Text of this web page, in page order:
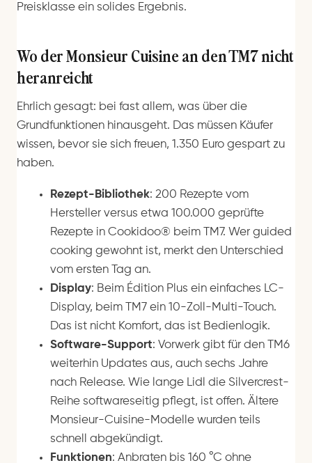
Preisklasse ein solides Ergebnis.
Wo der Monsieur Cuisine an den TM7 nicht
heranreicht
Ehrlich gesagt: bei fast allem, was über die
Grundfunktionen hinausgeht. Das müssen Käufer
wissen, bevor sie sich freuen, 1.350 Euro gespart zu
haben.
Rezept-Bibliothek: 200 Rezepte vom
Hersteller versus etwa 100.000 geprüfte
Rezepte in Cookidoo® beim TM7. Wer guided
cooking gewohnt ist, merkt den Unterschied
vom ersten Tag an.
Display: Beim Édition Plus ein einfaches LC-
Display, beim TM7 ein 10-Zoll-Multi-Touch.
Das ist nicht Komfort, das ist Bedienlogik.
Software-Support: Vorwerk gibt für den TM6
weiterhin Updates aus, auch sechs Jahre
nach Release. Wie lange Lidl die Silvercrest-
Reihe softwareseitig pflegt, ist offen. Ältere
Monsieur-Cuisine-Modelle wurden teils
schnell abgekündigt.
Funktionen: Anbraten bis 160 °C ohne